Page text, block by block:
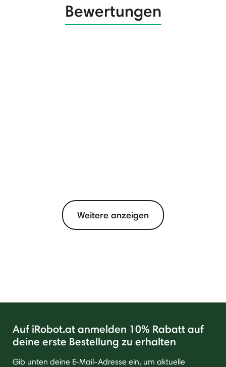
Bewertungen
Weitere anzeigen
Auf iRobot.at anmelden 10% Rabatt auf
deine erste Bestellung zu erhalten
Gib unten deine E-Mail-Adresse ein, um aktuelle